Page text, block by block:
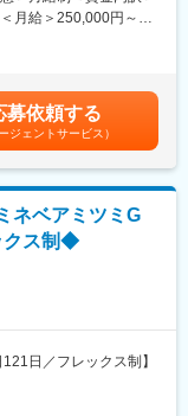
ためチームとの連携は
との連携で事業展
せるフィールドで
車が動いてるのを見
のHMI製品など、ユ
ープとのシナジー効
い製品の開発に携わ
先行開発に携わること
ナー参加など。
月給＞250,000円～
募依頼する
ージェントサービス）
ネベアミツミG
クス制◆
日／フレックス制】